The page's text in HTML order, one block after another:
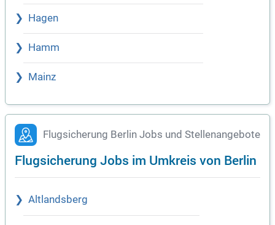
Hagen
Hamm
Mainz
Flugsicherung Berlin Jobs und Stellenangebote
Flugsicherung Jobs im Umkreis von Berlin
Altlandsberg